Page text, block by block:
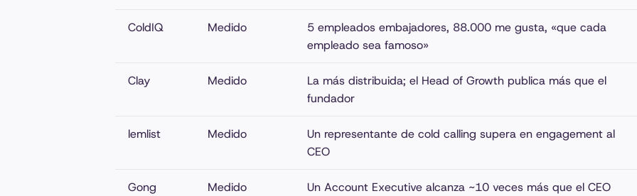
ColdIQ Medido
5 empleados embajadores, 88.000 me gusta, «que cada
empleado sea famoso»
Clay Medido
La más distribuida; el Head of Growth publica más que el
fundador
lemlist Medido
Un representante de cold calling supera en engagement al
CEO
Gong Medido Un Account Executive alcanza ~10 veces más que el CEO